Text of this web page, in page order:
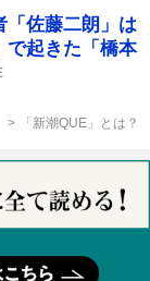
「佐藤二朗」は
起きた「橋本
「新潮QUE」とは？